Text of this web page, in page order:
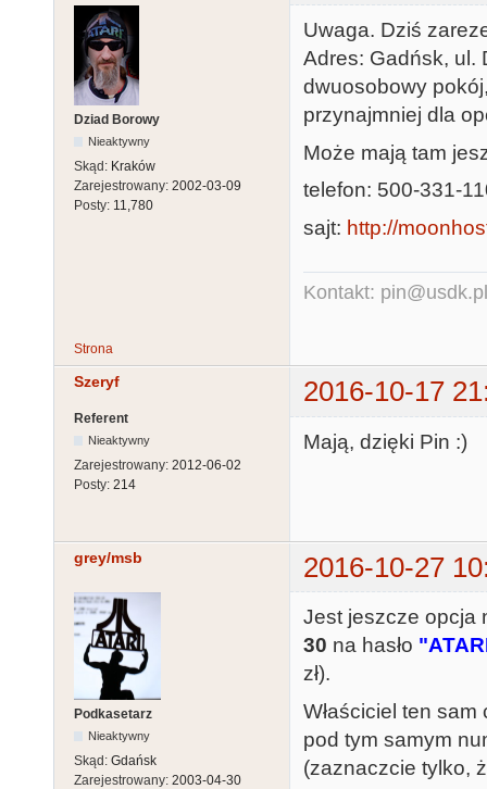
Dziad Borowy
Nieaktywny
Skąd: Kraków
Zarejestrowany: 2002-03-09
Posty: 11,780
Uwaga. Dziś
Adres: Gadńsk, ul.
dwuosobowy
przynajmniej dla
Może mają tam
telefon: 500-331-
sajt: http://
Kontakt: pin@usdk.pl
Strona
Szeryf 2016-10-17
Referent
Nieaktywny
Zarejestrowany: 2012-06-02
Posty: 214
Mają, dzięki Pin :)
grey/msb 2016-10-27
Podkasetarz
Nieaktywny
Skąd: Gdańsk
Zarejestrowany: 2003-04-30
Jest jeszcze opcja
30 na hasło
zł).
Właściciel ten
pod tym samym
(zaznaczcie tylko,